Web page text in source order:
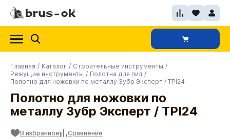
Главная / Каталог / Строительные инструменты /
Режущие инструменты / Полотна для пил /
Полотно для ножовки по металлу Зубр Эксперт / TPI24
Полотно для ножовки по
металлу Зубр Эксперт / TPI24
В избранное Сравнение